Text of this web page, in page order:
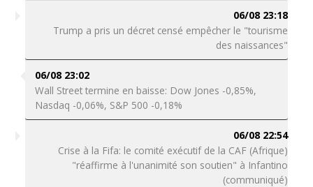
06/08 23:18
Trump a pris un décret censé empêcher le "tourisme
des naissances"
06/08 23:02
Wall Street termine en baisse: Dow Jones -0,85%,
Nasdaq -0,06%, S&P 500 -0,18%
06/08 22:54
Crise à la Fifa: le comité exécutif de la CAF (Afrique)
"réaffirme à l'unanimité son soutien" à Infantino
(communiqué)